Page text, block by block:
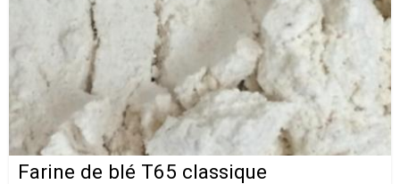
Farine de blé T65 classique